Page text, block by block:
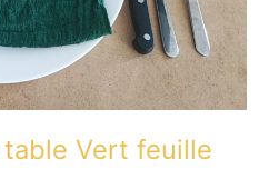
Vert feuille